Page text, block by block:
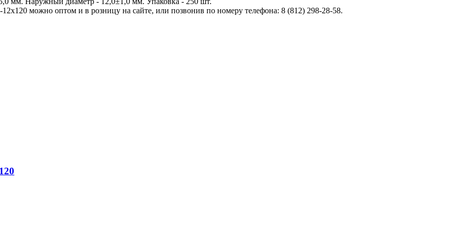
12х120 можно оптом и в розницу на сайте, или позвонив по номеру телефона: 8 (812) 298-28-58.